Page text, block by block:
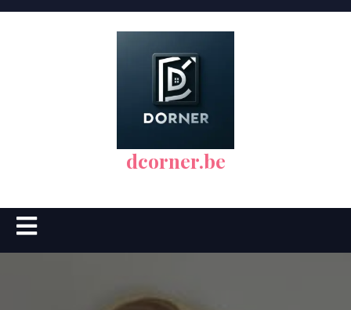
dcorner.be
Open
Button